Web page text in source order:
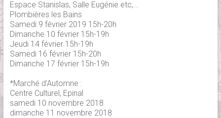
Espace Stanislas, Salle Eugénie etc,...
Plombières les Bains
Samedi 9 février 2019 15h-20h
Dimanche 10 février 15h-19h
Jeudi 14 février 15h-19h
Samedi 16 février 15h-20h
Dimanche 17 février 15h-19h
*Marché d'Automne :
Centre Culturel, Epinal
samedi 10 novembre 2018
dimanche 11 novembre 2018